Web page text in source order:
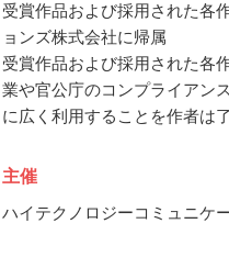
受賞作品および採用された各
ョンズ株式会社に帰属
受賞作品および採用された各
業や官公庁のコンプライアン
に広く利用することを作者は
主催
ハイテクノロジーコミュニケ